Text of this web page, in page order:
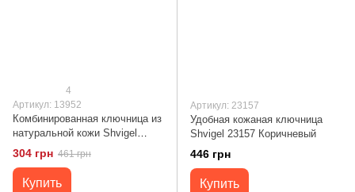
4
Артикул: 13952
Комбинированная ключница из
натуральной кожи Shvigel
13952
304 грн 461 грн
Купить
Артикул: 23157
Удобная кожаная ключница
Shvigel 23157 Коричневый
446 грн
Купить